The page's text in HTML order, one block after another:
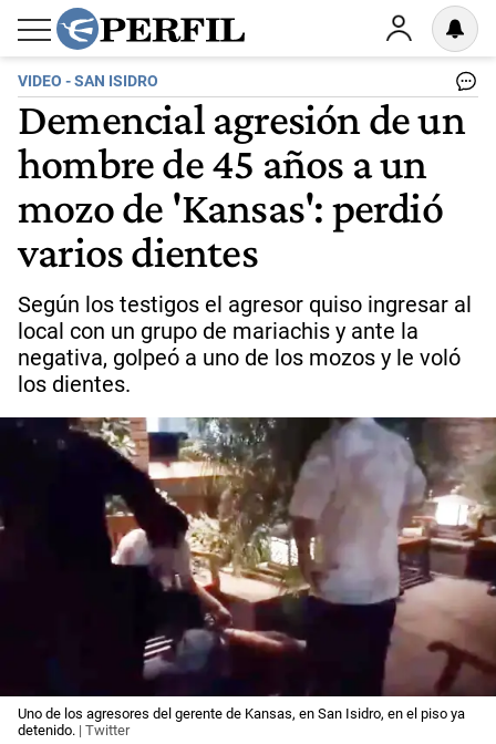
VIDEO - SAN ISIDRO
Demencial agresión de un
hombre de 45 años a un
mozo de 'Kansas': perdió
varios dientes
Según los testigos el agresor quiso ingresar al
local con un grupo de mariachis y ante la
negativa, golpeó a uno de los mozos y le voló
los dientes.
Uno de los agresores del gerente de Kansas, en San Isidro, en el piso ya
detenido. | Twitter